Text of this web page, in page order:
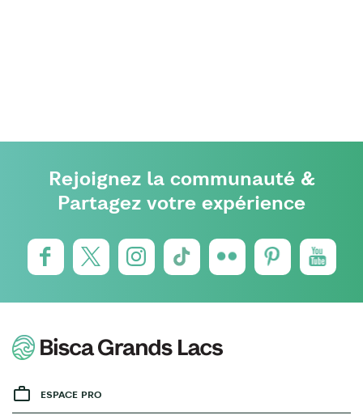
Rejoignez la communauté &
Partagez votre expérience
ESPACE PRO